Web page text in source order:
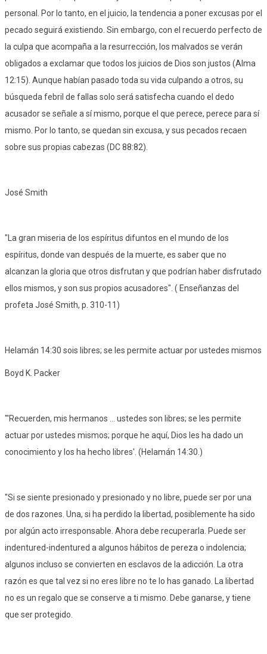
personal. Por lo tanto, en el juicio, la tendencia a poner excusas por el
pecado seguirá existiendo. Sin embargo, con el recuerdo perfecto de
la culpa que acompaña a la resurrección, los malvados se verán
obligados a exclamar que todos los juicios de Dios son justos (Alma
12:15). Aunque habían pasado toda su vida culpando a otros, su
búsqueda febril de fallas solo será satisfecha cuando el dedo
acusador se señale a sí mismo, porque el que perece, perece para sí
mismo. Por lo tanto, se quedan sin excusa, y sus pecados recaen
sobre sus propias cabezas (DC 88:82).
José Smith
"La gran miseria de los espíritus difuntos en el mundo de los
espíritus, donde van después de la muerte, es saber que no
alcanzan la gloria que otros disfrutan y que podrían haber disfrutado
ellos mismos, y son sus propios acusadores". ( Enseñanzas del
profeta José Smith, p. 310-11)
Helamán 14:30 sois libres; se les permite actuar por ustedes mismos
Boyd K. Packer
"'Recuerden, mis hermanos ... ustedes son libres; se les permite
actuar por ustedes mismos; porque he aquí, Dios les ha dado un
conocimiento y los ha hecho libres'. (Helamán 14:30.)
"Si se siente presionado y presionado y no libre, puede ser por una
de dos razones. Una, si ha perdido la libertad, posiblemente ha sido
por algún acto irresponsable. Ahora debe recuperarla. Puede ser
indentured-indentured a algunos hábitos de pereza o indolencia;
algunos incluso se convierten en esclavos de la adicción. La otra
razón es que tal vez si no eres libre no te lo has ganado. La libertad
no es un regalo que se conserve a ti mismo. Debe ganarse, y tiene
que ser protegido.